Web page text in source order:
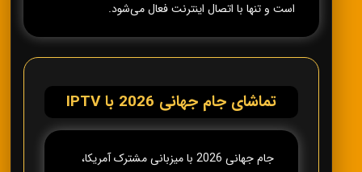
است و تنها با اتصال اینترنت فعال می‌شود.
تماشای جام جهانی 2026 با IPTV
جام جهانی 2026 با میزبانی مشترک آمریکا،